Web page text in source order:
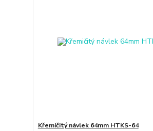
Křemičitý návlek 64mm HTKS-64